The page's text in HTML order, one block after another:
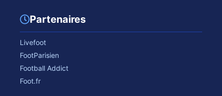
Partenaires
Livefoot
FootParisien
Football Addict
Foot.fr